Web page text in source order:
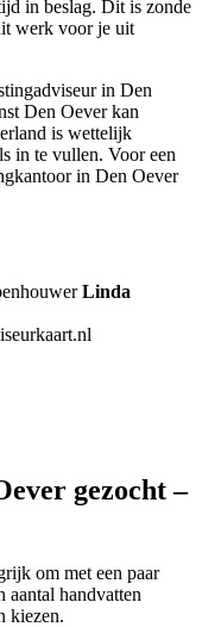
in beslag. Dit is zonde
werk voor je uit
in Den
Den Oever kan
is wettelijk
in te vullen. Voor een
in Den Oever
Linda
gezocht –
om met een paar
aantal handvatten
kiezen.